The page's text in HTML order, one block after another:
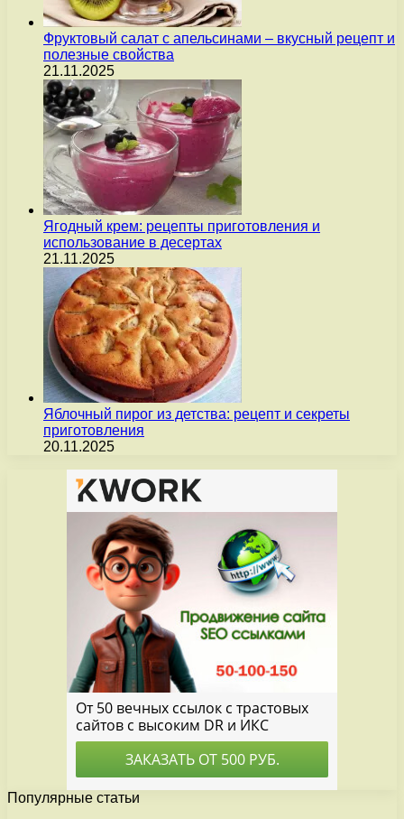
Фруктовый салат с апельсинами – вкусный рецепт и
полезные свойства
21.11.2025
Ягодный крем: рецепты приготовления и
использование в десертах
21.11.2025
Яблочный пирог из детства: рецепт и секреты
приготовления
20.11.2025
Популярные статьи